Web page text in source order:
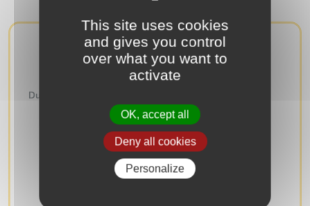
AUTRES ÉVÉNEMENTS
Du
RECHERCHER
This site uses cookies
and gives you control
over what you want to
activate
OK, accept all
Deny all cookies
Personalize